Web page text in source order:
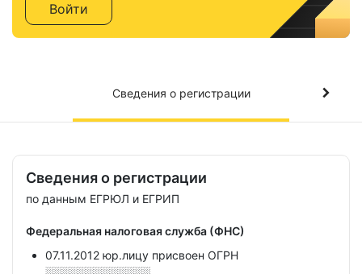
Войти
Сведения о регистрации
Сведения о регистрации
по данным ЕГРЮЛ и ЕГРИП
Федеральная налоговая служба (ФНС)
07.11.2012 юр.лицу присвоен ОГРН